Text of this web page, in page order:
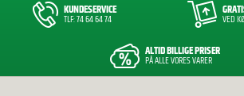
KUNDESERVICE
TLF: 74 64 64 74 VED
ALTID BILLIGE PRISER
PÅ ALLE VORES VARER